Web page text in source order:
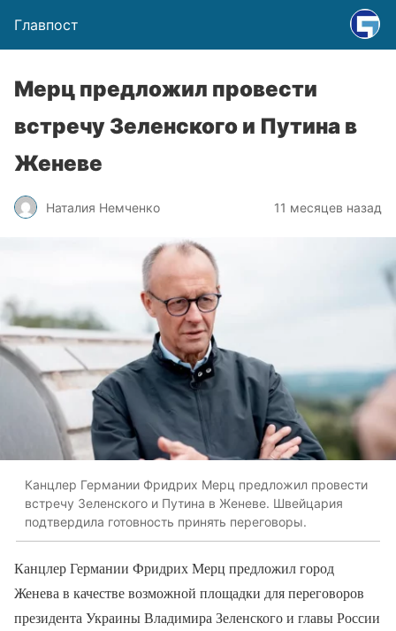
Главпост
Мерц предложил провести
встречу Зеленского и Путина в
Женеве
Наталия Немченко 11 месяцев назад
Канцлер Германии Фридрих Мерц предложил провести
встречу Зеленского и Путина в Женеве. Швейцария
подтвердила готовность принять переговоры.
Канцлер Германии Фридрих Мерц предложил город
Женева в качестве возможной площадки для переговоров
президента Украины Владимира Зеленского и главы России